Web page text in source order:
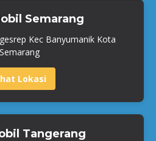
Semarang
Kec Banyumanik Kota
Semarang
Lokasi
Tangerang